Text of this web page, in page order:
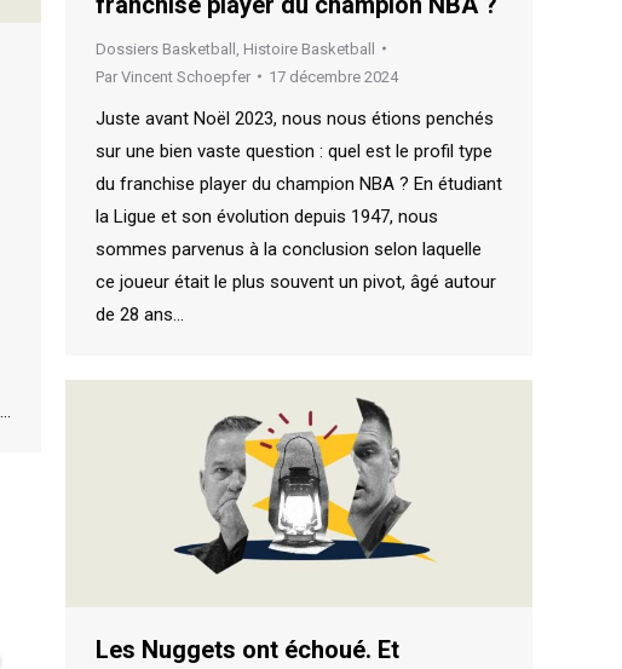
Dossiers Basketball Histoire Basketball
Par Vincent Schoepfer 17 décembre 2024
Juste avant Noël 2023, nous nous étions penchés
sur une bien vaste question : quel est le profil type
du franchise player du champion NBA ? En étudiant
la Ligue et son évolution depuis 1947, nous
sommes parvenus à la conclusion selon laquelle
ce joueur était le plus souvent un pivot, âgé autour
de 28 ans…
Les Nuggets ont échoué. Et